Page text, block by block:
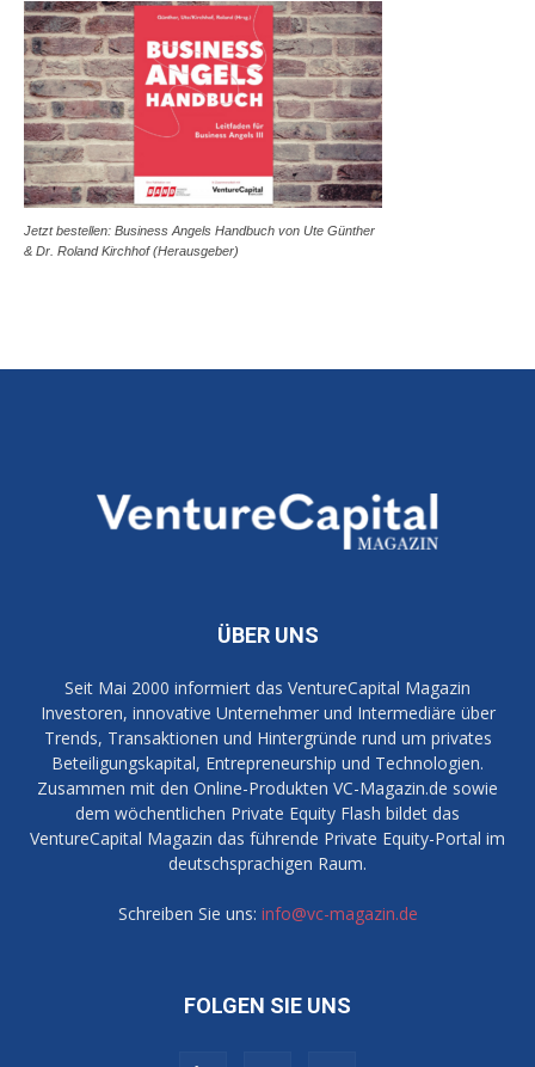
Jetzt bestellen: Business Angels Handbuch von Ute Günther
& Dr. Roland Kirchhof (Herausgeber)
ÜBER UNS
Seit Mai 2000 informiert das VentureCapital Magazin
Investoren, innovative Unternehmer und Intermediäre über
Trends, Transaktionen und Hintergründe rund um privates
Beteiligungskapital, Entrepreneurship und Technologien.
Zusammen mit den Online-Produkten VC-Magazin.de sowie
dem wöchentlichen Private Equity Flash bildet das
VentureCapital Magazin das führende Private Equity-Portal im
deutschsprachigen Raum.
Schreiben Sie uns: info@vc-magazin.de
FOLGEN SIE UNS